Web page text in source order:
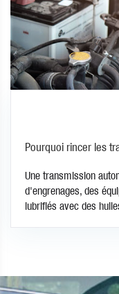
Pourquoi rincer les
Une transmission
d'engrenages, des
lubrifiés avec des